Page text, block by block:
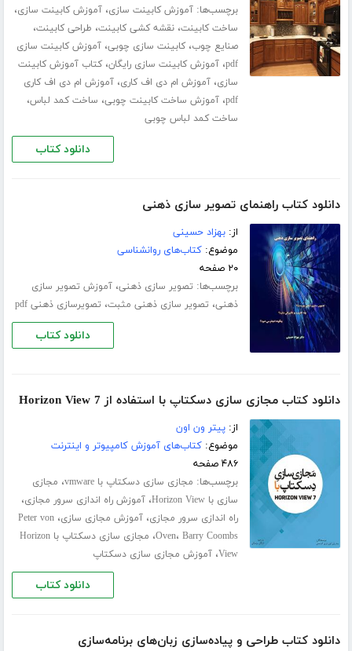
برچسب‌ها:آموزش کابینت سازی،آموزش کابینت سازی،
ساخت کابینت،نقشه کشی کابینت، طراحی کابینت،
صنایع چوب،کابینت سازی چوبی،آموزش کابینت سازی
pdf،آموزش کابینت سازی رایگان،کتاب آموزش کابینت
سازی،آموزش ام دی اف کاری،آموزش ام دی اف کاری
pdf،آموزش ساخت کابینت چوبی، ساخت کمد لباس،
ساخت کمد لباس چوبی
دانلود کتاب
دانلود کتاب راهنمای تصویر سازی ذهنی
از:بهزاد حسینی
موضوع:کتاب‌های روانشناسی
۲۰ صفحه
برچسب‌ها: تصویر سازی ذهنی،آموزش تصویر سازی
ذهنی، تصویر سازی ذهنی مثبت، تصویرسازی ذهنی pdf
دانلود کتاب
دانلود کتاب مجازی سازی دسکتاپ با استفاده از Horizon View 7
از:پیتر ون اون
موضوع:کتاب‌های آموزش کامپیوتر و اینترنت
۴۸۶ صفحه
برچسب‌ها: مجازی سازی دسکتاپ با vmware ، مجازی
سازی با Horizon View
،آموزش راه اندازی سرور مجازی،
راه اندازی سرور مجازی،آموزش مجازی سازی،Peter von
Oven، Barry Coombs ،
مجازی سازی دسکتاپ با Horizon
View،آموزش مجازی سازی دسکتاپ
دانلود کتاب
دانلود کتاب طراحی و پیاده‌سازی زبان‌های برنامه‌سازی